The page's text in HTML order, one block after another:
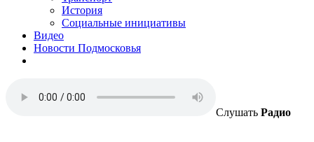
История
Социальные инициативы
Видео
Новости Подмосковья
Слушать Радио